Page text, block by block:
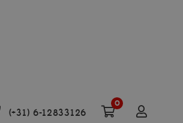
(+31) 6-12833126
0